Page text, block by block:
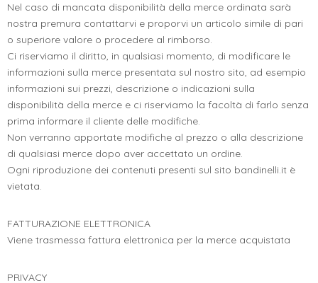
Nel caso di mancata disponibilità della merce ordinata sarà
nostra premura contattarvi e proporvi un articolo simile di pari
o superiore valore o procedere al rimborso.
Ci riserviamo il diritto, in qualsiasi momento, di modificare le
informazioni sulla merce presentata sul nostro sito, ad esempio
informazioni sui prezzi, descrizione o indicazioni sulla
disponibilità della merce e ci riserviamo la facoltà di farlo senza
prima informare il cliente delle modifiche.
Non verranno apportate modifiche al prezzo o alla descrizione
di qualsiasi merce dopo aver accettato un ordine.
Ogni riproduzione dei contenuti presenti sul sito bandinelli.it è
vietata.
FATTURAZIONE ELETTRONICA
Viene trasmessa fattura elettronica per la merce acquistata
PRIVACY